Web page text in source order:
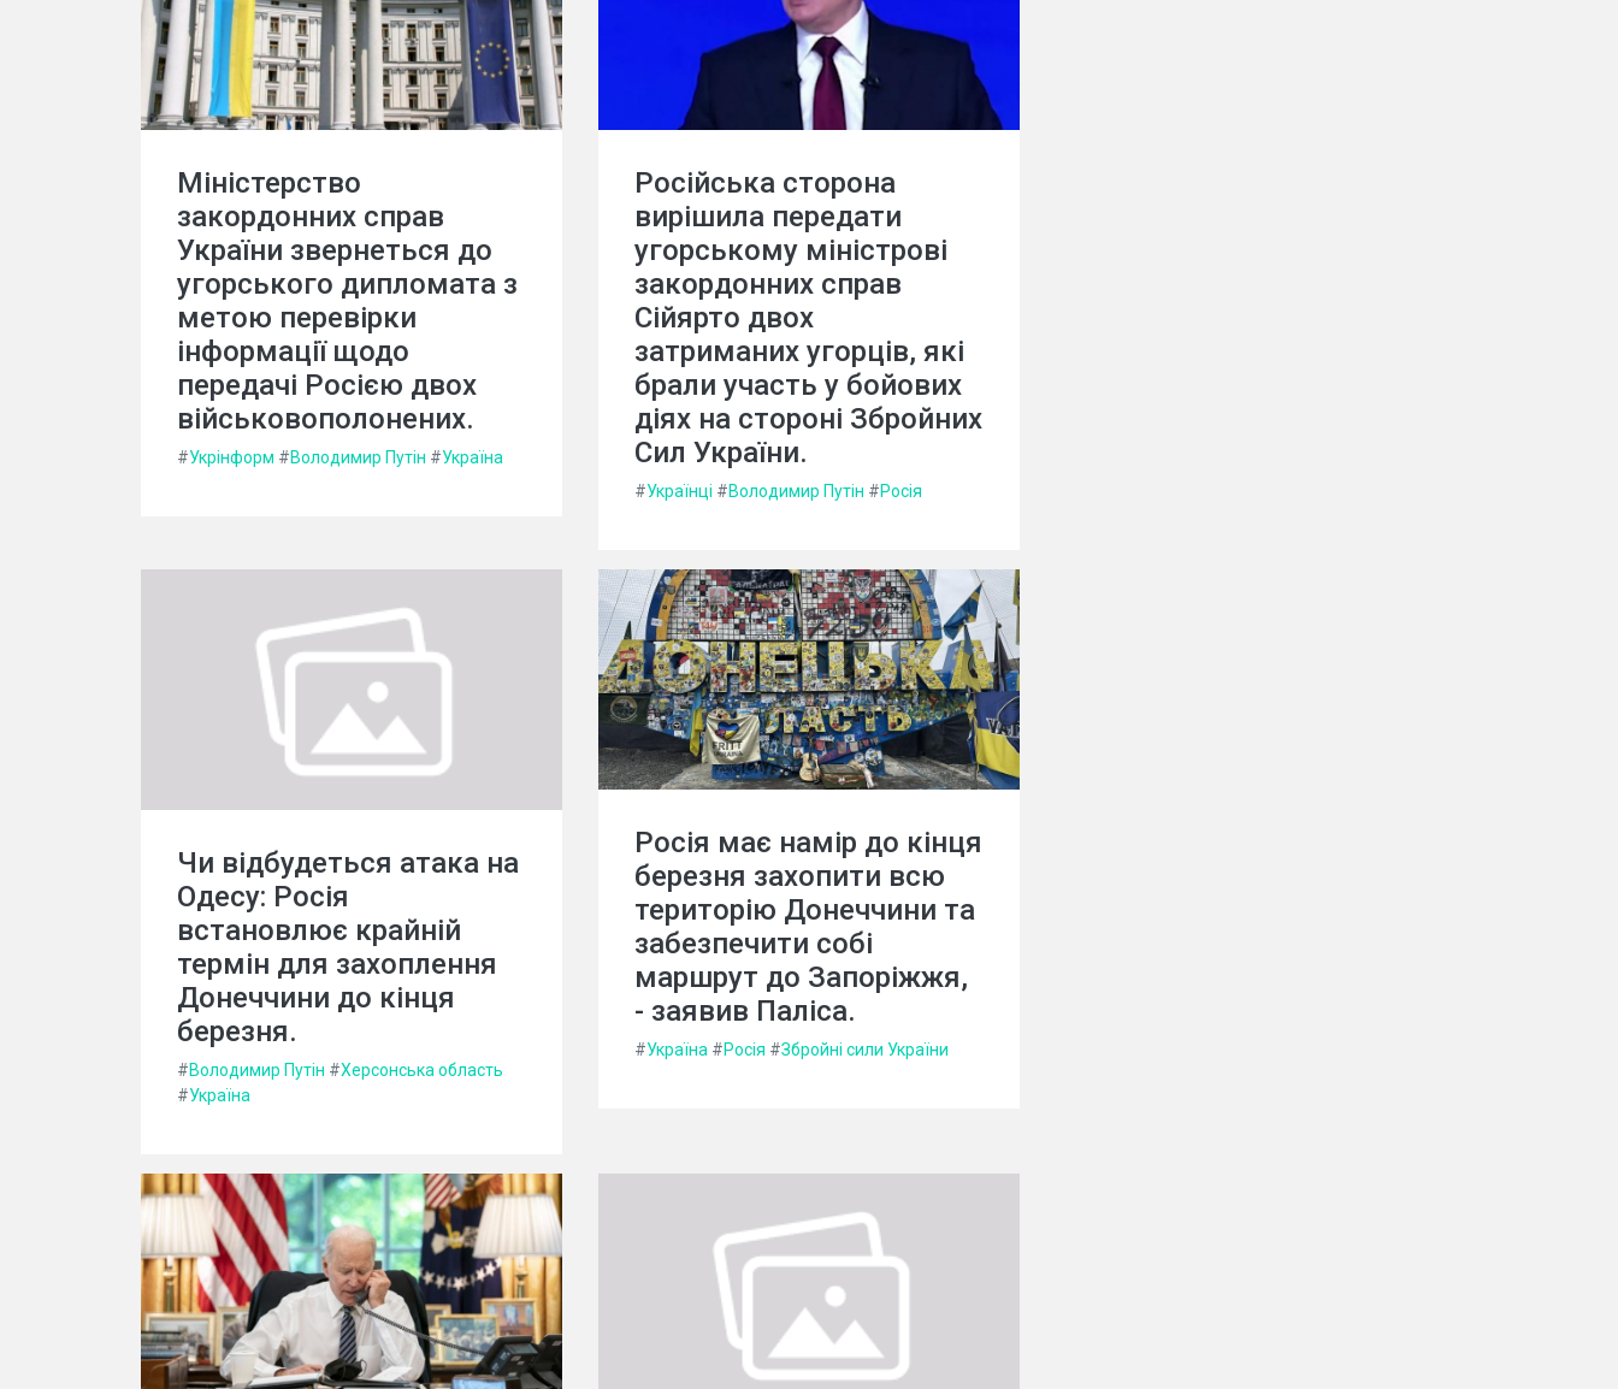
Міністерство
закордонних справ
України звернеться до
угорського дипломата з
метою перевірки
інформації щодо
передачі Росією двох
військовополонених.
#Укрінформ #Володимир Путін #Україна
Російська сторона
вирішила передати
угорському міністрові
закордонних справ
Сійярто двох
затриманих угорців, які
брали участь у бойових
діях на стороні Збройних
Сил України.
#Українці #Володимир Путін #Росія
Чи відбудеться атака на
Одесу: Росія
встановлює крайній
термін для захоплення
Донеччини до кінця
березня.
#Володимир Путін #Херсонська область
#Україна
Росія має намір до кінця
березня захопити всю
територію Донеччини та
забезпечити собі
маршрут до Запоріжжя,
- заявив Паліса.
#Україна #Росія #Збройні сили України